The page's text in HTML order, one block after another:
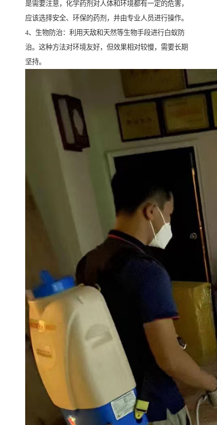
是需要注意，化学药剂对人体和环境都有一定的危害，
应该选择安全、环保的药剂，并由专业人员进行操作。
4、生物防治：利用天敌和天然等生物手段进行白蚁防
治。这种方法对环境友好，但效果相对较慢，需要长期
坚持。